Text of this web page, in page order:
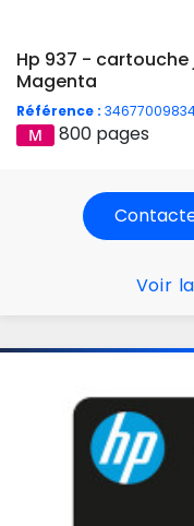
Hp 937 - cartouche
Magenta
Référence :
800 pages
Voir